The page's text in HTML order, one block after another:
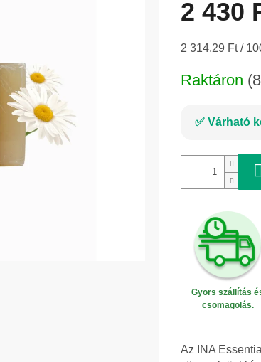
2 430
Egységár:
2 314,29 Ft /
Raktáron
Várható
Gyors szállítás
csomagolás.
Az INA